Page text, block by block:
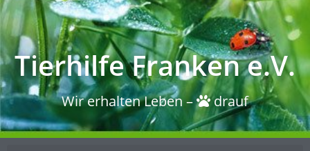
Tierhilfe Franken e.V.
Wir erhalten Leben – drauf